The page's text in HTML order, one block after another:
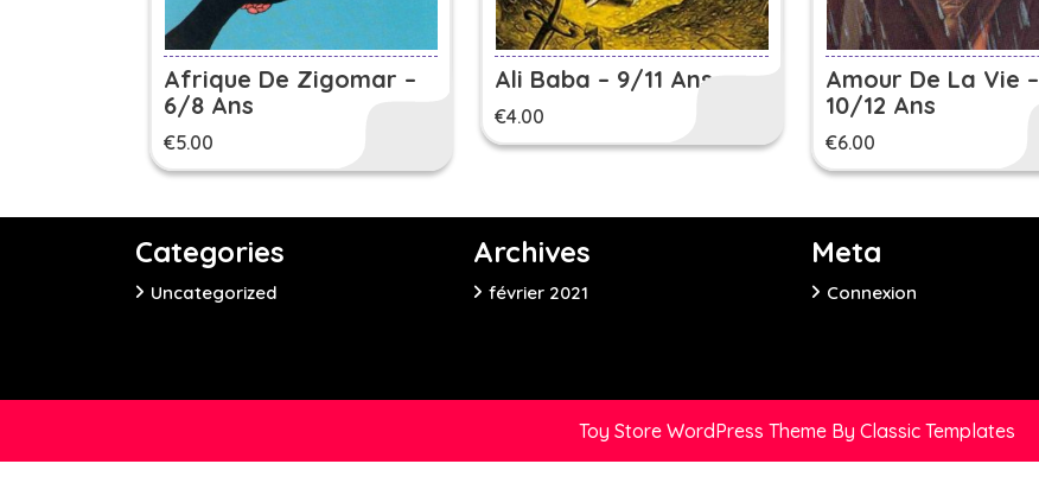
Afrique De Zigomar –
6/8 Ans
€5.00
Ali Baba – 9/11 Ans
€4.00
Amour De La Vie –
10/12 Ans
€6.00
Categories
Uncategorized
Archives
février 2021
Meta
Connexion
Toy Store WordPress Theme By Classic Templates